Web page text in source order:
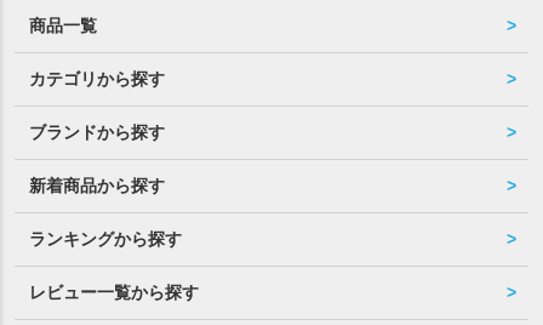
商品一覧
カテゴリから探す
ブランドから探す
新着商品から探す
ランキングから探す
レビュー一覧から探す